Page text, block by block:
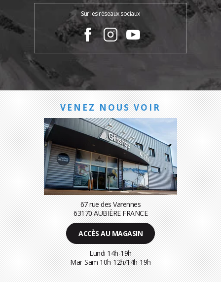
Sur les réseaux sociaux
VENEZ NOUS VOIR
67 rue des Varennes
63170 AUBIÈRE FRANCE
ACCÈS AU MAGASIN
Lundi 14h-19h
Mar-Sam 10h-12h/14h-19h